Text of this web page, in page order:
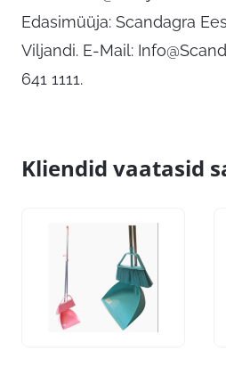
Edasimüüja: Scandagra
Viljandi. E-Mail:
641 1111.
Kliendid vaatasid